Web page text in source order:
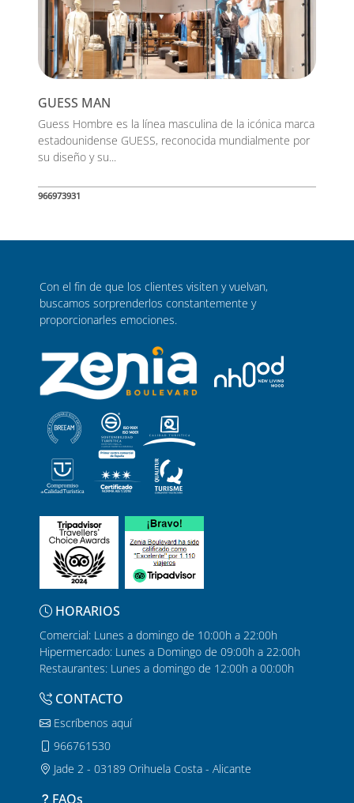
GUESS MAN
Guess Hombre es la línea masculina de la icónica marca
estadounidense GUESS, reconocida mundialmente por
su diseño y su...
966973931
Con el fin de que los clientes visiten y vuelvan,
buscamos sorprenderlos constantemente y
proporcionarles emociones.
HORARIOS
Comercial: Lunes a domingo de 10:00h a 22:00h
Hipermercado: Lunes a Domingo de 09:00h a 22:00h
Restaurantes: Lunes a domingo de 12:00h a 00:00h
CONTACTO
Escríbenos aquí
966761530
Jade 2 - 03189 Orihuela Costa - Alicante
FAQs